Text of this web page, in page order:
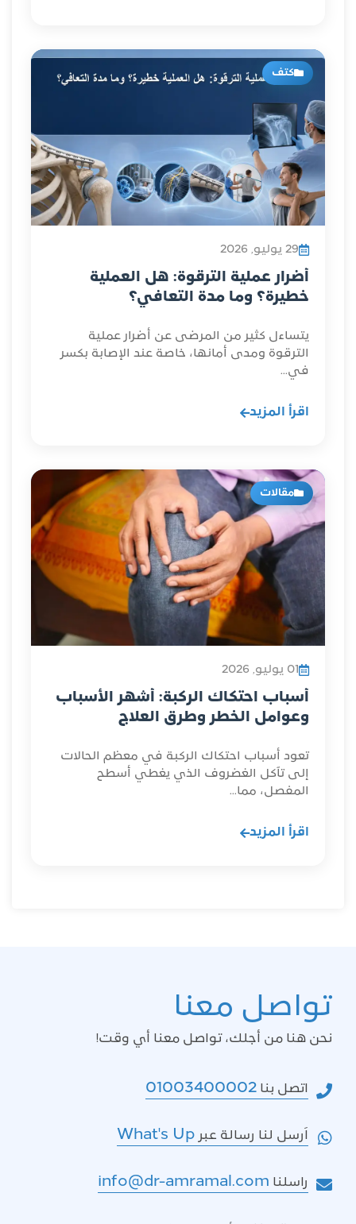
كتف
29 يوليو, 2026
أضرار عملية الترقوة: هل العملية
خطيرة؟ وما مدة التعافي؟
يتساءل كثير من المرضى عن أضرار عملية
الترقوة ومدى أمانها، خاصة عند الإصابة بكسر
في...
اقرأ المزيد
مقالات
01 يوليو, 2026
أسباب احتكاك الركبة: أشهر الأسباب
وعوامل الخطر وطرق العلاج
تعود أسباب احتكاك الركبة في معظم الحالات
إلى تآكل الغضروف الذي يغطي أسطح
المفصل، مما...
اقرأ المزيد
تواصل معنا
نحن هنا من أجلك، تواصل معنا أي وقت!
اتصل بنا 01003400002
اَرسل لنا رسالة عبر What's Up
راسلنا info@dr-amramal.com